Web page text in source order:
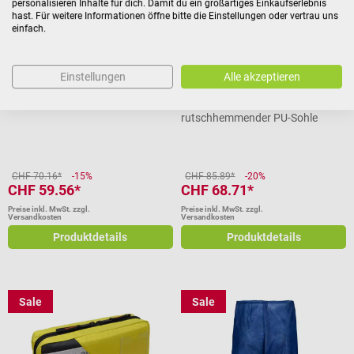
Einlegesohle
CHF 70.16* -15%
CHF 59.56*
Preise inkl. MwSt. zzgl.
Versandkosten
Produktdetails
rutschhemmender PU-Sohle
CHF 85.89* -20%
CHF 68.71*
Preise inkl. MwSt. zzgl.
Versandkosten
Produktdetails
Sale Sale
personalisieren Inhalte für dich. Damit du ein großartiges Einkaufserlebnis
hast. Für weitere Informationen öffne bitte die Einstellungen oder vertrau uns
einfach.
Einstellungen Alle akzeptieren